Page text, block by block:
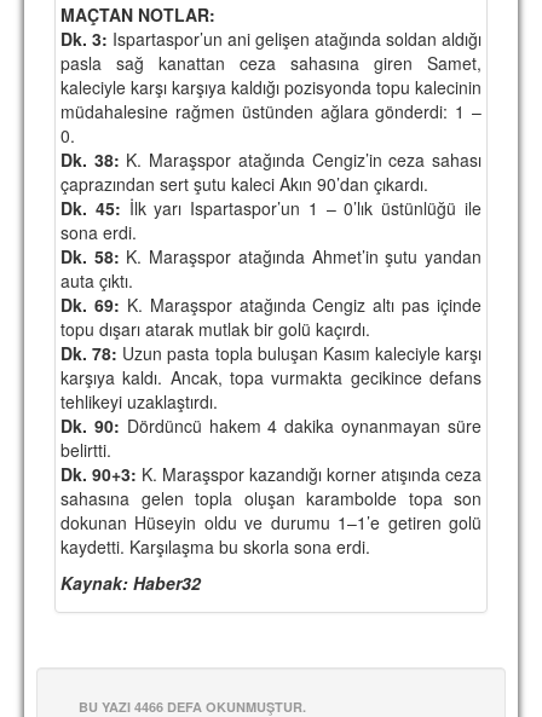
SİTE İSTATİSTİKLERİ
REKLAM YAYINI
MAÇTAN NOTLAR:
Dk. 3: Ispartaspor’un ani gelişen atağında soldan aldığı
pasla sağ kanattan ceza sahasına giren Samet,
kaleciyle karşı karşıya kaldığı pozisyonda topu kalecinin
müdahalesine rağmen üstünden ağlara gönderdi: 1 –
0.
Dk. 38: K. Maraşspor atağında Cengiz’in ceza sahası
çaprazından sert şutu kaleci Akın 90’dan çıkardı.
Dk. 45: İlk yarı Ispartaspor’un 1 – 0’lık üstünlüğü ile
sona erdi.
Dk. 58: K. Maraşspor atağında Ahmet’in şutu yandan
auta çıktı.
Dk. 69: K. Maraşspor atağında Cengiz altı pas içinde
topu dışarı atarak mutlak bir golü kaçırdı.
Dk. 78: Uzun pasta topla buluşan Kasım kaleciyle karşı
karşıya kaldı. Ancak, topa vurmakta gecikince defans
tehlikeyi uzaklaştırdı.
Dk. 90: Dördüncü hakem 4 dakika oynanmayan süre
belirtti.
Dk. 90+3: K. Maraşspor kazandığı korner atışında ceza
sahasına gelen topla oluşan karambolde topa son
dokunan Hüseyin oldu ve durumu 1–1’e getiren golü
kaydetti. Karşılaşma bu skorla sona erdi.
Kaynak: Haber32
BU YAZI 4466 DEFA OKUNMUŞTUR.